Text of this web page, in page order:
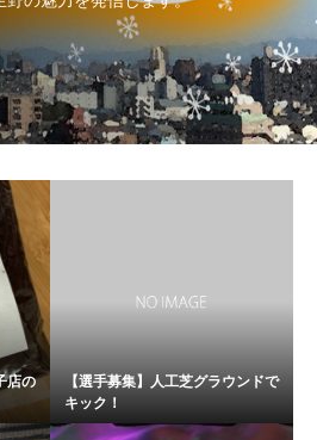
店の
【選手募集】人工芝グラウンドで
キック！